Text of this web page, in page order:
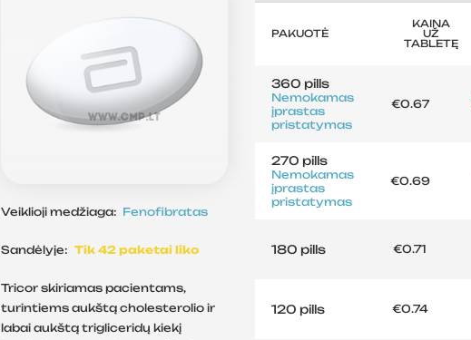
Veiklioji medžiaga: Fenofibratas
Sandėlyje: Tik 42 paketai liko
Tricor skiriamas pacientams,
turintiems aukštą cholesterolio ir
labai aukštą trigliceridų kiekį
PAKUOTĖ
KAINA
UŽ
TABLETĘ
360 pills
Nemokamas
įprastas
pristatymas
€0.67
270 pills
Nemokamas
įprastas
pristatymas
€0.69
180 pills €0.71
120 pills €0.74